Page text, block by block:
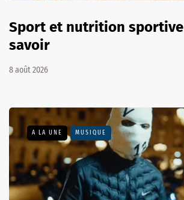
Sport et nutrition sportive
savoir
8 août 2026
A LA UNE MUSIQUE